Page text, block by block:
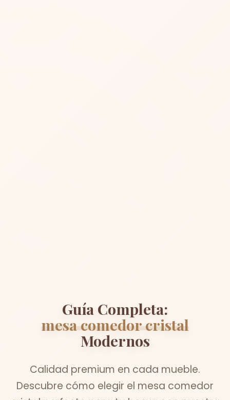
Guía Completa:
mesa comedor cristal
Modernos
Calidad premium en cada mueble.
Descubre cómo elegir el mesa comedor